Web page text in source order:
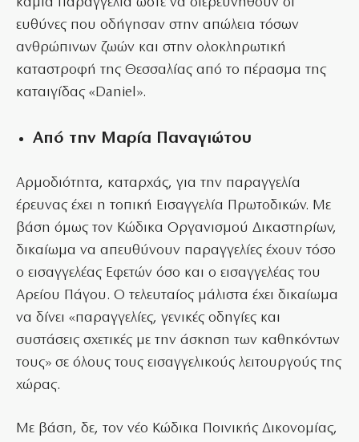
ευθύνες που οδήγησαν στην απώλεια τόσων
ανθρώπινων ζωών και στην ολοκληρωτική
καταστροφή της Θεσσαλίας από το πέρασμα της
καταιγίδας «Daniel».
Από την Μαρία Παναγιώτου
Αρμοδιότητα, καταρχάς, για την παραγγελία
έρευνας έχει η τοπική Εισαγγελία Πρωτοδικών. Με
βάση όμως τον Κώδικα Οργανισμού Δικαστηρίων,
δικαίωμα να απευθύνουν παραγγελίες έχουν τόσο
ο εισαγγελέας Εφετών όσο και ο εισαγγελέας του
Αρείου Πάγου. Ο τελευταίος μάλιστα έχει δικαίωμα
να δίνει «παραγγελίες, γενικές οδηγίες και
συστάσεις σχετικές με την άσκηση των καθηκόντων
τους» σε όλους τους εισαγγελικούς λειτουργούς της
χώρας.
Με βάση, δε, τον νέο Κώδικα Ποινικής Δικονομίας,